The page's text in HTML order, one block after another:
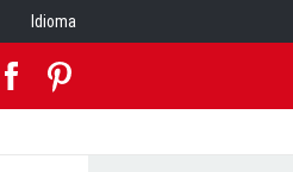
Idioma